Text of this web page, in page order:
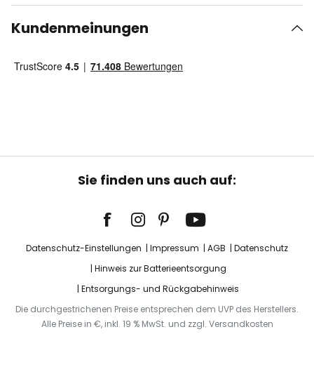
Kundenmeinungen
Sie finden uns auch auf:
Datenschutz-Einstellungen Impressum AGB
Datenschutz
Hinweis zur Batterieentsorgung
Entsorgungs- und Rückgabehinweis
Die durchgestrichenen Preise entsprechen dem UVP des Herstellers.
Alle Preise in €, inkl. 19 % MwSt. und zzgl. Versandkosten